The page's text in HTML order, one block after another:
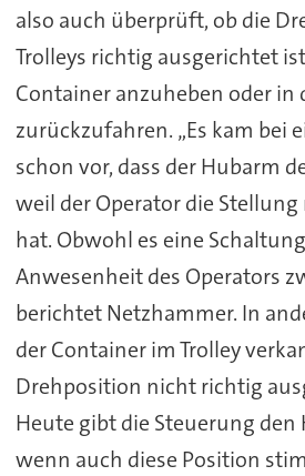
also auch überprüft, ob die
Trolleys richtig ausgerichtet
Container anzuheben oder in
zurückzufahren. „Es kam bei
schon vor, dass der Hubarm
weil der Operator die
hat. Obwohl es eine
Anwesenheit des Operators
berichtet Netzhammer. In
der Container im Trolley
Drehposition nicht richtig
Heute gibt die Steuerung den
wenn auch diese Position